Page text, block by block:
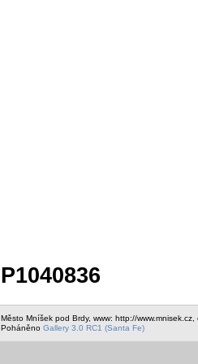
P1040836
Město Mníšek pod Brdy, www: http://
Poháněno Gallery 3.0 RC1 (Santa Fe)